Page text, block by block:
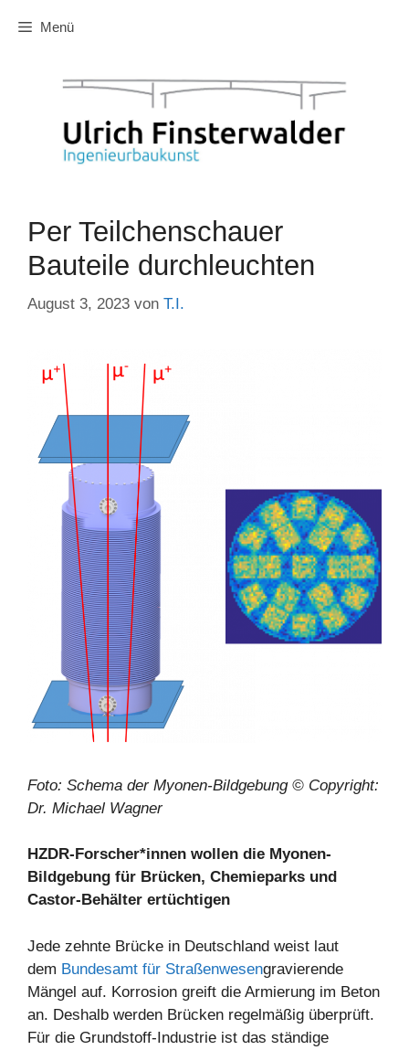
Inhalt Menü
Per Teilchenschauer
Bauteile durchleuchten
August 3, 2023 von T.I.
Foto: Schema der Myonen-Bildgebung © Copyright:
Dr. Michael Wagner
HZDR-Forscher*innen wollen die Myonen-
Bildgebung für Brücken, Chemieparks und
Castor-Behälter ertüchtigen
Jede zehnte Brücke in Deutschland weist laut
dem Bundesamt für Straßenwesengravierende
Mängel auf. Korrosion greift die Armierung im Beton
an. Deshalb werden Brücken regelmäßig überprüft.
Für die Grundstoff-Industrie ist das ständige